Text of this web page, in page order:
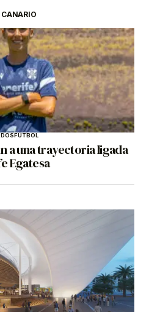
FÚTBOL
a una trayectoria ligada
Egatesa